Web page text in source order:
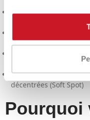
Joueursde niveau
progresser tout en
Ceux qui recherchent
sensibilité
Ceux qui recherchent
Ceux qui apprécient
décentrées (Soft Spot)
Pourquoi